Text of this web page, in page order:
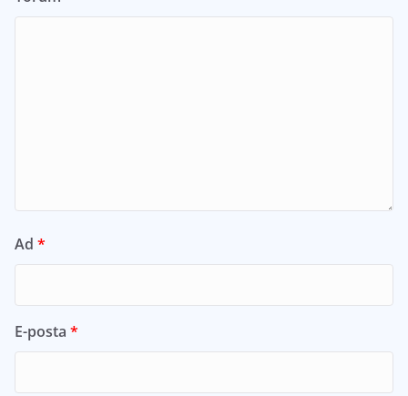
Ad *
E-posta *